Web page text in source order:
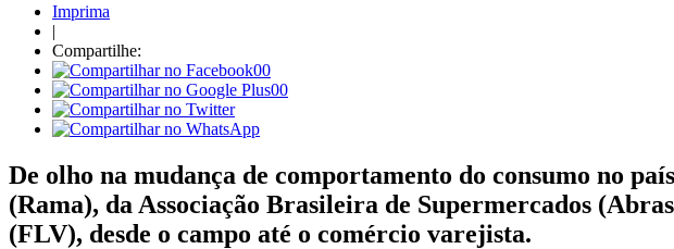
Imprima
|
Compartilhe:
00
00
De olho na mudança de comportamento do consumo no
(Rama), da Associação Brasileira de Supermercados
(FLV), desde o campo até o comércio varejista.